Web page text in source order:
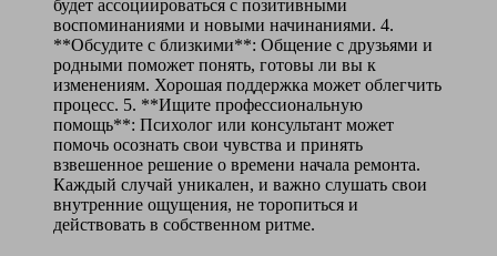
будет ассоциироваться с позитивными
воспоминаниями и новыми начинаниями. 4.
**Обсудите с близкими**: Общение с друзьями и
родными поможет понять, готовы ли вы к
изменениям. Хорошая поддержка может облегчить
процесс. 5. **Ищите профессиональную
помощь**: Психолог или консультант может
помочь осознать свои чувства и принять
взвешенное решение о времени начала ремонта.
Каждый случай уникален, и важно слушать свои
внутренние ощущения, не торопиться и
действовать в собственном ритме.